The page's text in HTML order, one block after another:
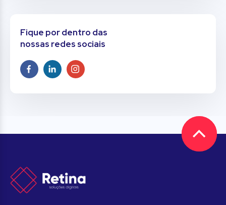
Fique por dentro das
nossas redes sociais